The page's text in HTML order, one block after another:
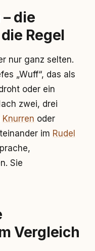
die
Regel
nur ganz selten.
„Wuff“, das als
oder ein
zwei, drei
Knurren oder
im Rudel
Sie
Vergleich